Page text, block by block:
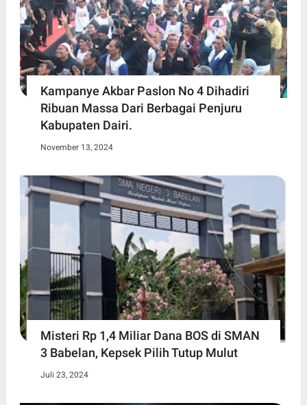
Kampanye Akbar Paslon No 4 Dihadiri
Ribuan Massa Dari Berbagai Penjuru
Kabupaten Dairi.
November 13, 2024
Misteri Rp 1,4 Miliar Dana BOS di SMAN
3 Babelan, Kepsek Pilih Tutup Mulut
Juli 23, 2024